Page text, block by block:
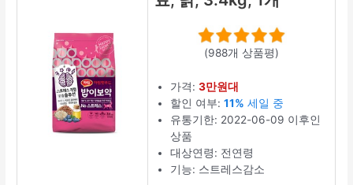
(988개 상품평)
가격:3만원대
할인 여부:11% 세일 중
유통기한: 2022-06-09 이후인
상품
대상연령: 전연령
기능: 스트레스감소